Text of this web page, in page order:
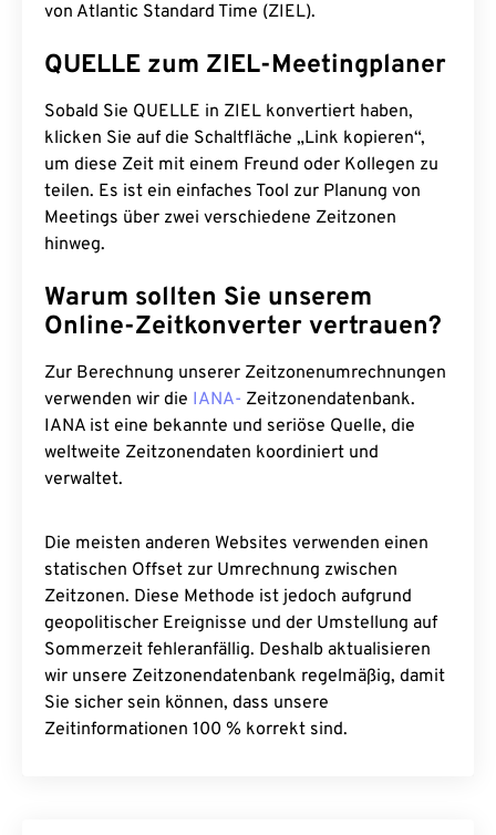
von Atlantic Standard Time (ZIEL).
QUELLE zum ZIEL-Meetingplaner
Sobald Sie QUELLE in ZIEL konvertiert haben,
klicken Sie auf die Schaltfläche „Link kopieren“,
um diese Zeit mit einem Freund oder Kollegen zu
teilen. Es ist ein einfaches Tool zur Planung von
Meetings über zwei verschiedene Zeitzonen
hinweg.
Warum sollten Sie unserem
Online-Zeitkonverter vertrauen?
Zur Berechnung unserer Zeitzonenumrechnungen
verwenden wir die IANA- Zeitzonendatenbank.
IANA ist eine bekannte und seriöse Quelle, die
weltweite Zeitzonendaten koordiniert und
verwaltet.
Die meisten anderen Websites verwenden einen
statischen Offset zur Umrechnung zwischen
Zeitzonen. Diese Methode ist jedoch aufgrund
geopolitischer Ereignisse und der Umstellung auf
Sommerzeit fehleranfällig. Deshalb aktualisieren
wir unsere Zeitzonendatenbank regelmäßig, damit
Sie sicher sein können, dass unsere
Zeitinformationen 100 % korrekt sind.